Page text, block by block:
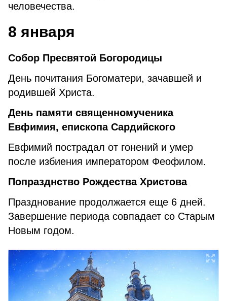
человечества.
8 января
Собор Пресвятой Богородицы
День почитания Богоматери, зачавшей и
родившей Христа.
День памяти священномученика
Евфимия, епископа Сардийского
Евфимий пострадал от гонений и умер
после избиения императором Феофилом.
Попразднство Рождества Христова
Празднование продолжается еще 6 дней.
Завершение периода совпадает со Старым
Новым годом.